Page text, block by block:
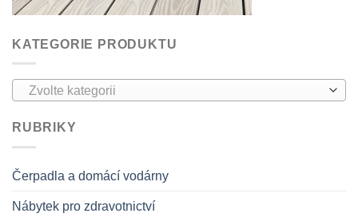
KATEGORIE PRODUKTU
Zvolte kategorii
RUBRIKY
Čerpadla a domácí vodárny
Nábytek pro zdravotnictví